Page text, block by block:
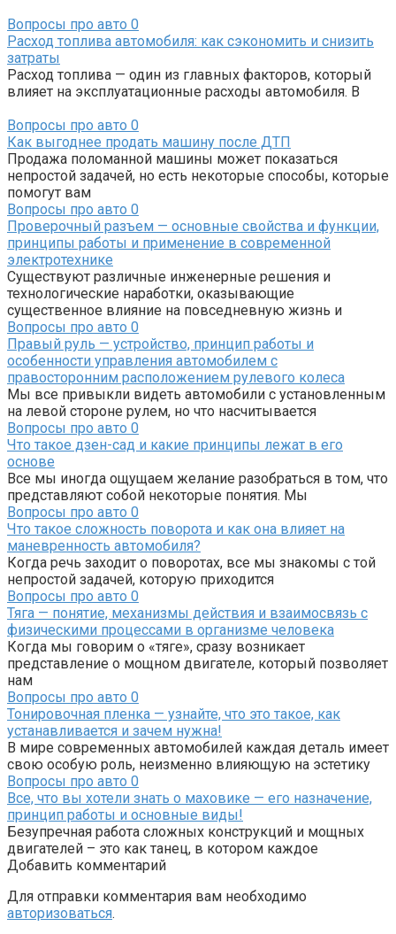
Вопросы про авто 0
Расход топлива автомобиля: как сэкономить и снизить
затраты
Расход топлива — один из главных факторов, который
влияет на эксплуатационные расходы автомобиля. В
Вопросы про авто 0
Как выгоднее продать машину после ДТП
Продажа поломанной машины может показаться
непростой задачей, но есть некоторые способы, которые
помогут вам
Вопросы про авто 0
Проверочный разъем — основные свойства и функции,
принципы работы и применение в современной
электротехнике
Существуют различные инженерные решения и
технологические наработки, оказывающие
существенное влияние на повседневную жизнь и
Вопросы про авто 0
Правый руль — устройство, принцип работы и
особенности управления автомобилем с
правосторонним расположением рулевого колеса
Мы все привыкли видеть автомобили с установленным
на левой стороне рулем, но что насчитывается
Вопросы про авто 0
Что такое дзен-сад и какие принципы лежат в его
основе
Все мы иногда ощущаем желание разобраться в том, что
представляют собой некоторые понятия. Мы
Вопросы про авто 0
Что такое сложность поворота и как она влияет на
маневренность автомобиля?
Когда речь заходит о поворотах, все мы знакомы с той
непростой задачей, которую приходится
Вопросы про авто 0
Тяга — понятие, механизмы действия и взаимосвязь с
физическими процессами в организме человека
Когда мы говорим о «тяге», сразу возникает
представление о мощном двигателе, который позволяет
нам
Вопросы про авто 0
Тонировочная пленка — узнайте, что это такое, как
устанавливается и зачем нужна!
В мире современных автомобилей каждая деталь имеет
свою особую роль, неизменно влияющую на эстетику
Вопросы про авто 0
Все, что вы хотели знать о маховике — его назначение,
принцип работы и основные виды!
Безупречная работа сложных конструкций и мощных
двигателей – это как танец, в котором каждое
Добавить комментарий
Для отправки комментария вам необходимо
авторизоваться.